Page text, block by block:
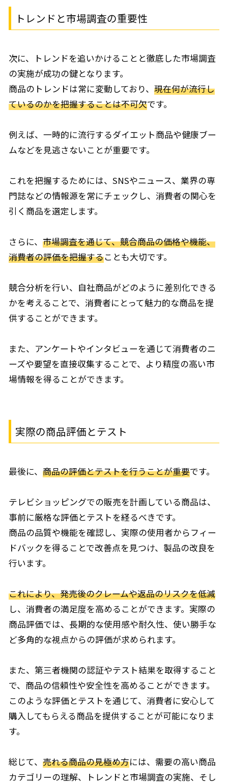
トレンドと市場調査の重要性
次に、トレンドを追いかけることと徹底した市場調査
の実施が成功の鍵となります。
商品のトレンドは常に変動しており、 現在何が流行し
ているのかを把握することは不可欠です。
例えば、一時的に流行するダイエット商品や健康ブー
ムなどを見逃さないことが重要です。
これを把握するためには、SNSやニュース、業界の専
門誌などの情報源を常にチェックし、消費者の関心を
引く商品を選定します。
さらに、 市場調査を通じて、競合商品の価格や機能、
消費者の評価を把握することも大切です。
競合分析を行い、自社商品がどのように差別化できる
かを考えることで、消費者にとって魅力的な商品を提
供することができます。
また、アンケートやインタビューを通じて消費者のニ
ーズや要望を直接収集することで、より精度の高い市
場情報を得ることができます。
実際の商品評価とテスト
最後に、 商品の評価とテストを行うことが重要です。
テレビショッピングでの販売を計画している商品は、
事前に厳格な評価とテストを経るべきです。
商品の品質や機能を確認し、実際の使用者からフィー
ドバックを得ることで改善点を見つけ、製品の改良を
行います。
これにより、発売後のクレームや返品のリスクを低減
し、消費者の満足度を高めることができます。実際の
商品評価では、長期的な使用感や耐久性、使い勝手な
ど多角的な視点からの評価が求められます。
また、第三者機関の認証やテスト結果を取得すること
で、商品の信頼性や安全性を高めることができます。
このような評価とテストを通じて、消費者に安心して
購入してもらえる商品を提供することが可能になりま
す。
総じて、 売れる商品の見極め方には、需要の高い商品
カテゴリーの理解、トレンドと市場調査の実施、そし